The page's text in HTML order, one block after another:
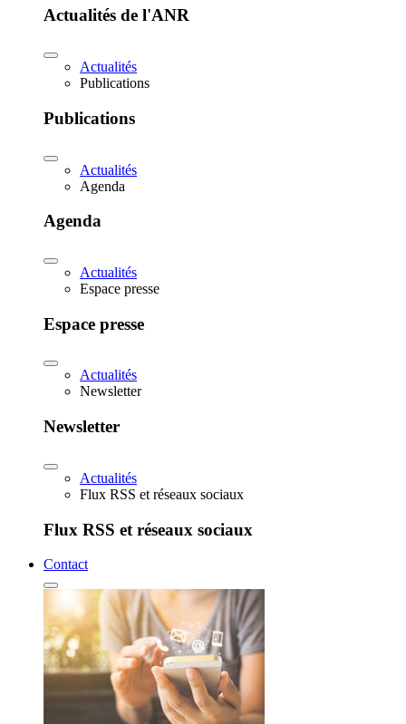
Actualités de l'ANR
Actualités
Publications
Publications
Actualités
Agenda
Agenda
Actualités
Espace presse
Espace presse
Actualités
Newsletter
Newsletter
Actualités
Flux RSS et réseaux sociaux
Flux RSS et réseaux sociaux
Contact